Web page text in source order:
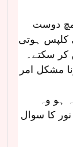
مچ دوست
کلپس ہوتی
کر سکتے۔
مشکل امر
ہو وہ
کا سوال